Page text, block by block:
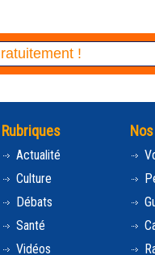
Rubriques
Actualité
Culture
Débats
Santé
Vidéos